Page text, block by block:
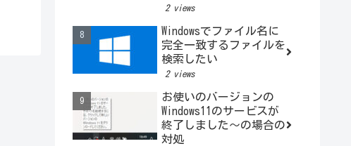
2 views
Windowsでファイル名に
完全一致するファイルを
検索したい
2 views
お使いのバージョンの
Windows11のサービスが
終了しました～の場合の
対処